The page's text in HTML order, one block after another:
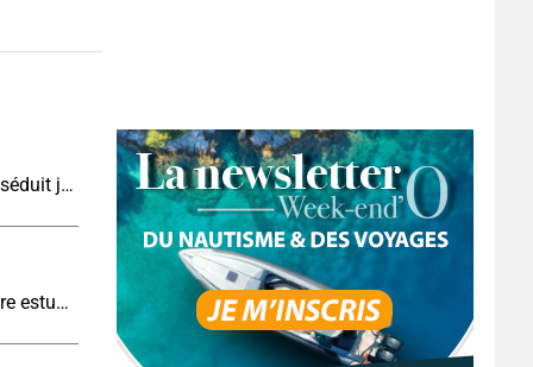
Çeşme en août : la station balnéaire turque qui séduit jusque de l’autre côté de la mer Égée
Pêche à l’anguille : une tradition qui se perd entre estuaires et nuit tombée